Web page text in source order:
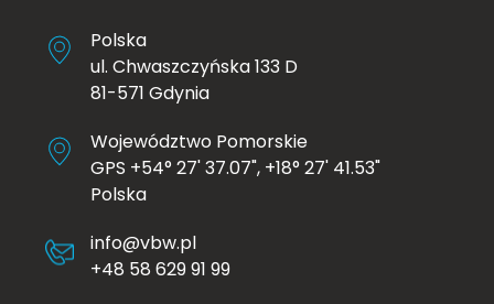
Polska
ul. Chwaszczyńska 133 D
81-571 Gdynia
Województwo Pomorskie
GPS +54° 27' 37.07", +18° 27' 41.53"
Polska
info@vbw.pl
+48 58 629 91 99